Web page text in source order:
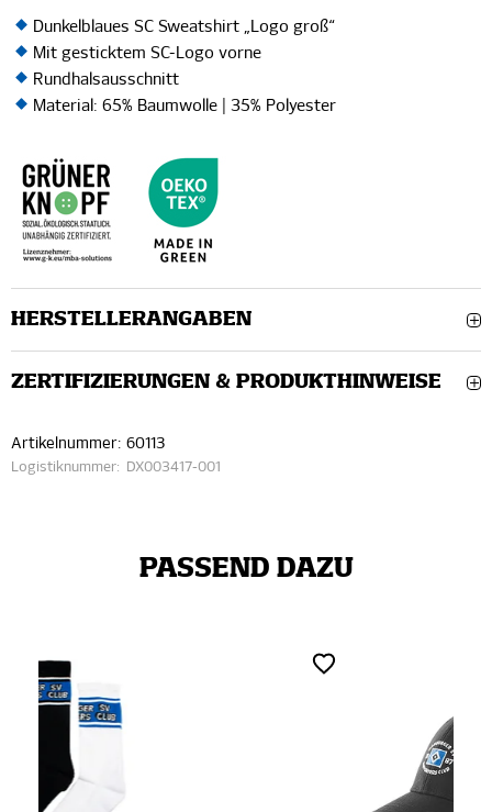
Dunkelblaues SC Sweatshirt „Logo groß“
Mit gesticktem SC-Logo vorne
Rundhalsausschnitt
Material: 65% Baumwolle | 35% Polyester
HERSTELLERANGABEN
ZERTIFIZIERUNGEN & PRODUKTHINWEISE
Artikelnummer: 60113
Logistiknummer: DX003417-001
PASSEND DAZU